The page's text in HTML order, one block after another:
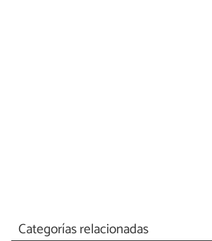
Categorías relacionadas